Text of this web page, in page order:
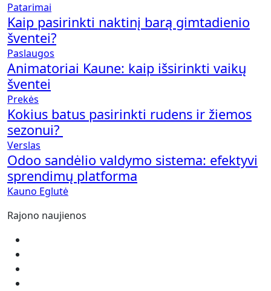
Patarimai
Kaip pasirinkti naktinį barą gimtadienio
šventei?
Paslaugos
Animatoriai Kaune: kaip išsirinkti vaikų
šventei
Prekės
Kokius batus pasirinkti rudens ir žiemos
sezonui?
Verslas
Odoo sandėlio valdymo sistema: efektyvi
sprendimų platforma
Kauno Eglutė
Rajono naujienos